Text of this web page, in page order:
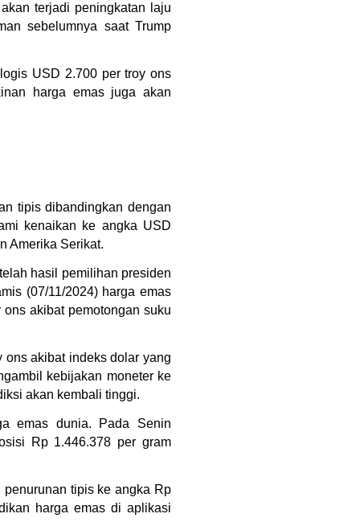
terjadi peningkatan laju
sebelumnya saat Trump
USD 2.700 per troy ons
harga emas juga akan
tipis dibandingkan dengan
kenaikan ke angka USD
Amerika Serikat.
hasil pemilihan presiden
(07/11/2024) harga emas
akibat pemotongan suku
ons akibat indeks dolar yang
kebijakan moneter ke
akan kembali tinggi.
emas dunia. Pada Senin
Rp 1.446.378 per gram
tipis ke angka Rp
harga emas di aplikasi